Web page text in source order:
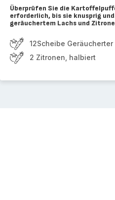
Überprüfen Sie die
erforderlich, bis sie knusprig
geräuchertem Lachs und
12Scheibe Geräucherter
2 Zitronen, halbiert